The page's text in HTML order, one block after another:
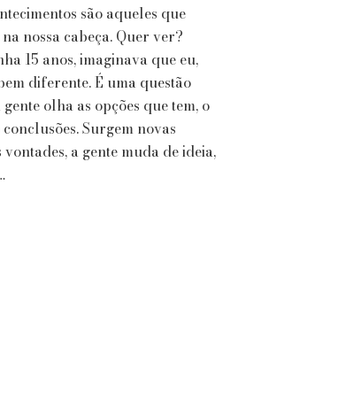
Take
it
Easy
e
Outras
Histórias
|
Luisa
são aqueles que
nossa cabeça. Quer ver?
15 anos, imaginava que eu,
diferente. É uma questão
olha as opções que tem, o
Surgem novas
vontades, a gente muda de ideia,